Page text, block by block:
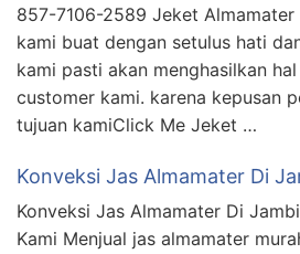
857-7106-2589 Jeket Almamater
kami buat dengan setulus hati
kami pasti akan menghasilkan
customer kami. karena kepusan
tujuan kamiClick Me Jeket …
Konveksi Jas Almamater Di
Konveksi Jas Almamater Di
Kami Menjual jas almamater